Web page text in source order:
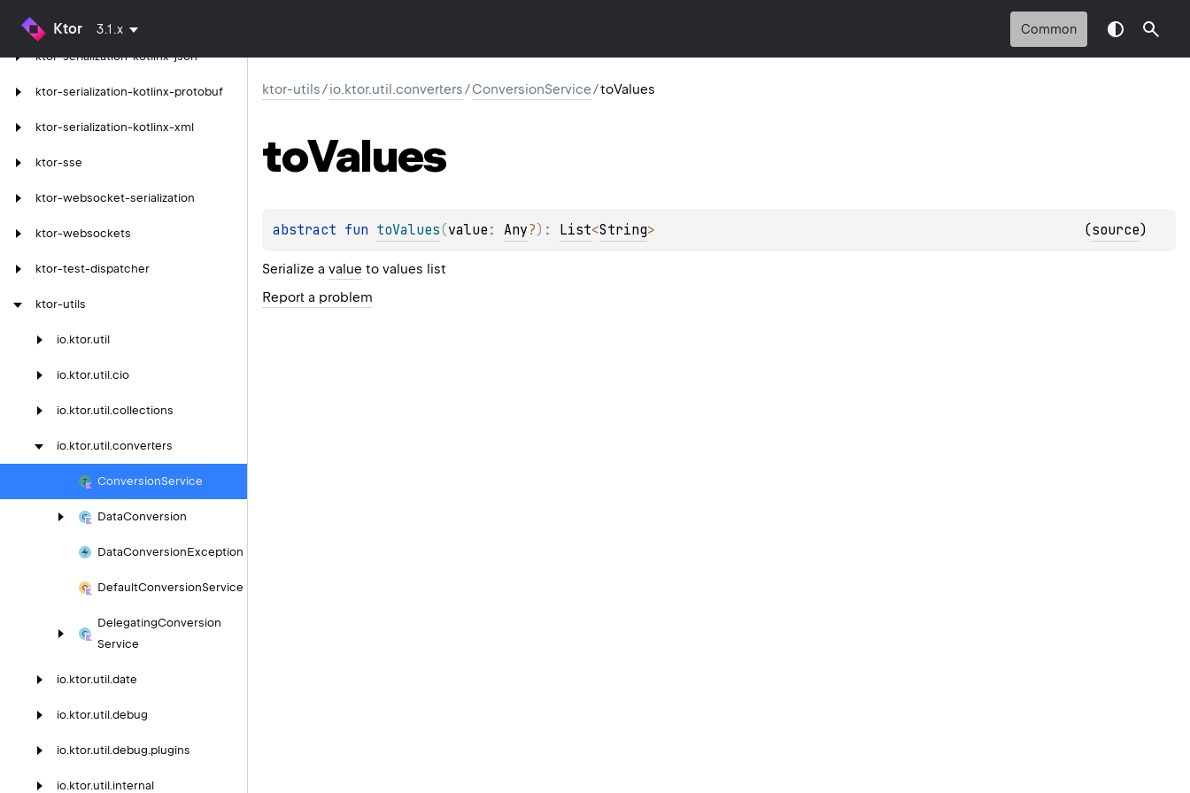
Ktor 3.1.x Common
ktor-serialization-kotlinx-cbor
ktor-serialization-kotlinx-json
ktor-serialization-kotlinx-protobuf
ktor-serialization-kotlinx-xml
ktor-sse
ktor-websocket-serialization
ktor-websockets
ktor-test-dispatcher
ktor-utils
io.ktor.util
io.ktor.util.cio
io.ktor.util.collections
io.ktor.util.converters
ConversionService
DataConversion
DataConversionException
DefaultConversionService
DelegatingConversion
Service
io.ktor.util.date
io.ktor.util.debug
io.ktor.util.debug.plugins
io.ktor.util.internal
ktor-utils/io.ktor.util.converters/ConversionService/toValues
toValues
abstract fun toValues(value : Any?) : List<String> (source)
Serialize a value to values list
Report a problem